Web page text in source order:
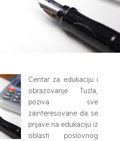
Centar za edukaciju i
obrazovanje Tuzla,
poziva sve
zainteresovane da se
prijave na edukaciju iz
oblasti poslovnog